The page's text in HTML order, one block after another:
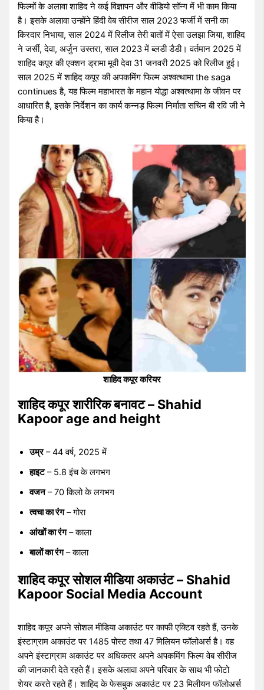
फिल्मों के अलावा शाहिद ने कई विज्ञापन और वीडियो सॉन्ग में भी काम किया
है। इसके अलावा उन्होंने हिंदी वेब सीरीज साल 2023 फर्जी में सनी का
किरदार निभाया, साल 2024 में रिलीज तेरी बातों में ऐसा उलझा जिया, शाहिद
ने जर्सी, देवा, अर्जुन उस्तरा, साल 2023 में ब्लडी डैडी। वर्तमान 2025 में
शाहिद कपूर की एक्शन ड्रामा मूवी देवा 31 जनवरी 2025 को रिलीज हुई।
साल 2025 में शाहिद कपूर की अपकमिंग फिल्म अश्वत्थामा the saga
continues है, यह फिल्म महाभारत के महान योद्धा अश्वत्थामा के जीवन पर
आधारित है, इसके निर्देशन का कार्य कन्नड़ फिल्म निर्माता सचिन बी रवि जी ने
किया है।
शाहिद कपूर करियर
शाहिद कपूर शारीरिक बनावट – Shahid
Kapoor age and height
उम्र– 44 वर्ष, 2025 में
हाइट– 5.8 इंच के लगभग
वजन– 70 किलो के लगभग
त्वचा का रंग– गोरा
आंखों का रंग– काला
बालों का रंग– काला
शाहिद कपूर सोशल मीडिया अकाउंट – Shahid
Kapoor Social Media Account
शाहिद कपूर अपने सोशल मीडिया अकाउंट पर काफी एक्टिव रहते हैं, उनके
इंस्टाग्राम अकाउंट पर 1485 पोस्ट तथा 47 मिलियन फॉलोअर्स है। वह
अपने इंस्टाग्राम अकाउंट पर अधिकतर अपने अपकमिंग फिल्म वेब सीरीज
की जानकारी देते रहते हैं। इसके अलावा अपने परिवार के साथ भी फोटो
शेयर करते रहते हैं। शाहिद के फेसबुक अकाउंट पर 23 मिलीयन फॉलोअर्स